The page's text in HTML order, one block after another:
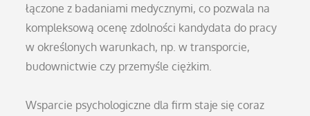
łączone z badaniami medycznymi, co pozwala na
kompleksową ocenę zdolności kandydata do pracy
w określonych warunkach, np. w transporcie,
budownictwie czy przemyśle ciężkim.
Wsparcie psychologiczne dla firm staje się coraz